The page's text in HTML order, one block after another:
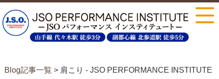
Blog記事一覧 > 肩こり - JSO PERFORMANCE INSTITUTE